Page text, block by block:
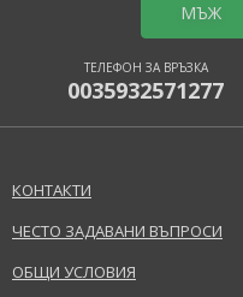
MЪЖ
ТЕЛЕФОН ЗА ВРЪЗКА
0035932571277
КОНТАКТИ
ЧЕСТО ЗАДАВАНИ ВЪПРОСИ
ОБЩИ УСЛОВИЯ